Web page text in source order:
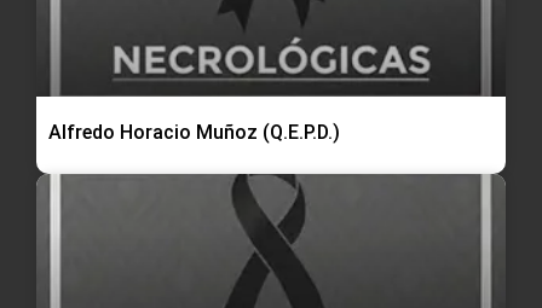
Alfredo Horacio Muñoz (Q.E.P.D.)